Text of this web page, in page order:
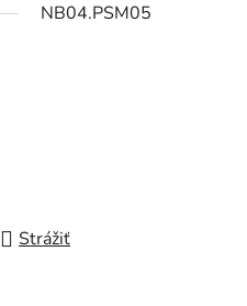
NB04.PSM05
Strážiť